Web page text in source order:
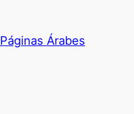
Páginas Árabes